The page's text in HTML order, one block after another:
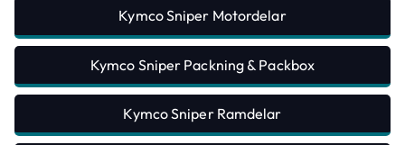
Kymco Sniper Motordelar
Kymco Sniper Packning & Packbox
Kymco Sniper Ramdelar